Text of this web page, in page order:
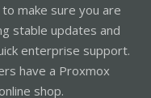
make sure you are
stable updates and
enterprise support.
have a Proxmox
shop.